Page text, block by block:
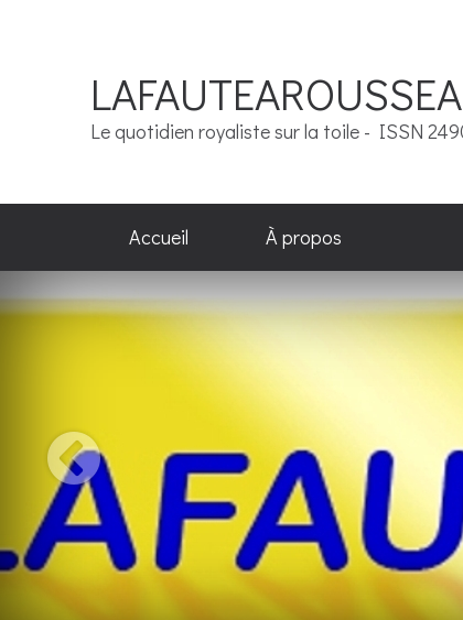
Le quotidien royaliste sur la toile - ISSN
Accueil À propos